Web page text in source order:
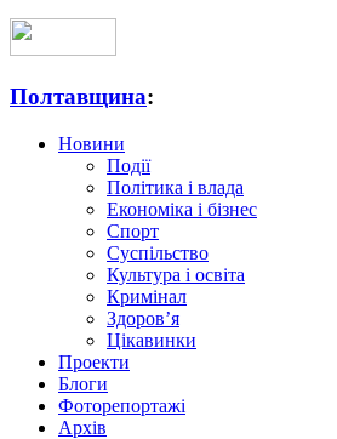
Полтавщина:
Новини
Події
Політика і влада
Економіка і бізнес
Спорт
Суспільство
Культура і освіта
Кримінал
Здоров’я
Цікавинки
Проекти
Блоги
Фоторепортажі
Архів